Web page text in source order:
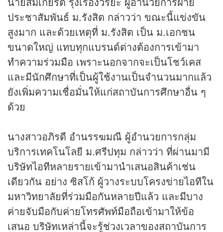
ประชาสัมพันธ์ ม.รังสิต กล่าวว่า ขณะนี้แข่งขัน
สูงมาก และด้วยเหตุที่ ม.รังสิต เป็น ม.เอกชน
ขนาดใหญ่ แทบทุกแบรนด์ต่างต้องการเข้ามา
ทำความร่วมมือ เพราะนอกจากจะเป็นโชว์เคส
และมีนักศึกษาที่เป็นผู้ใช้งานเป็นจำนวนมากแล้ว
ยังเพิ่มความเชื่อมั่นให้แก่สถาบันการศึกษาอื่น ๆ
ด้วย
นางสาวอภิรดี อำนรรฆมณี ผู้อำนวยการกลุ่ม
บริการเทคโนโลยี ม.ศรีปทุม กล่าวว่า ที่ผ่านมามี
บริษัทไอทีหลายรายเข้ามานำเสนอสินค้าเช่น
เดียวกัน อย่าง ซิสโก้ ผู้วางระบบโครงข่ายไอทีใน
มหาวิทยาลัยที่ร่วมมือกันหลายปีแล้ว และมีบาง
ค่ายจับมือกับค่ายโทรศัพท์มือถือเข้ามาให้ข้อ
เสนอ บริษัทเหล่านี้จะรู้ช่วงเวลาของสถาบันการ